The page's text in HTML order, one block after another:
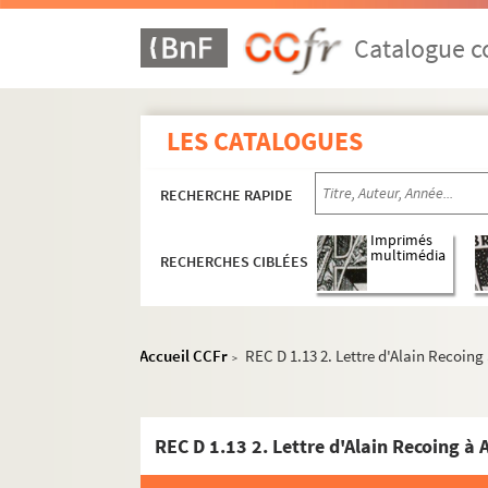
Catalogue
LES CATALOGUES
RECHERCHE RAPIDE
RECHERCHES CIBLÉES
Imprimés
multimédia
Accueil CCFr > REC D 1.13 2. Lettre d'Alain
REC D 1.13 2. Lettre d'Alain Recoing à
REC D 1-2. Correspondance [classement par